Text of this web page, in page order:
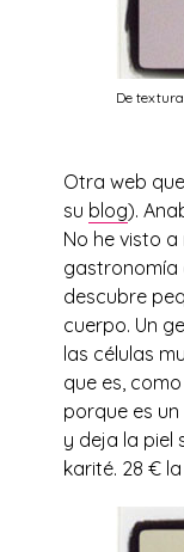
De
Otra web
su blog).
No he visto
gastronomía
descubre
cuerpo. Un
las células
que es,
porque es
y deja la piel
karité. 28 €